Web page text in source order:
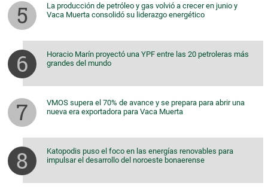
La producción de petróleo y gas volvió a crecer en junio y
Vaca Muerta consolidó su liderazgo energético
Horacio Marín proyectó una YPF entre las 20 petroleras más
grandes del mundo
VMOS supera el 70% de avance y se prepara para abrir una
nueva era exportadora para Vaca Muerta
Katopodis puso el foco en las energías renovables para
impulsar el desarrollo del noroeste bonaerense